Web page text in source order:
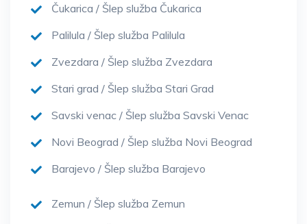
Čukarica / Šlep služba Čukarica
Palilula / Šlep služba Palilula
Zvezdara / Šlep služba Zvezdara
Stari grad / Šlep služba Stari Grad
Savski venac / Šlep služba Savski Venac
Novi Beograd / Šlep služba Novi Beograd
Barajevo / Šlep služba Barajevo
Zemun / Šlep služba Zemun